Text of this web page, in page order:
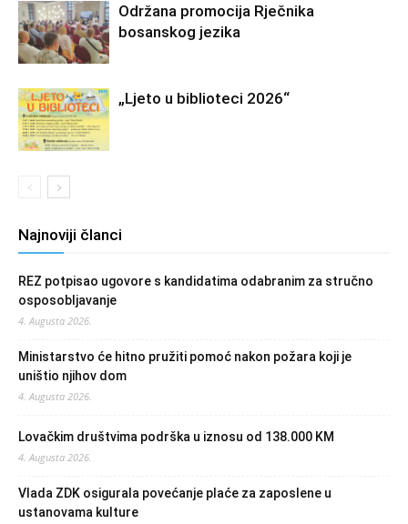
Održana promocija Rječnika
bosanskog jezika
„Ljeto u biblioteci 2026“
Najnoviji članci
REZ potpisao ugovore s kandidatima odabranim za stručno
osposobljavanje
4. Augusta 2026.
Ministarstvo će hitno pružiti pomoć nakon požara koji je
uništio njihov dom
4. Augusta 2026.
Lovačkim društvima podrška u iznosu od 138.000 KM
4. Augusta 2026.
Vlada ZDK osigurala povećanje plaće za zaposlene u
ustanovama kulture